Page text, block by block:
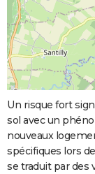
Un risque fort
sol avec un
nouveaux
spécifiques lors
se traduit par des